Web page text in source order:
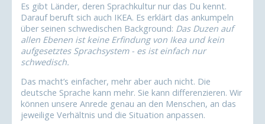
Es gibt Länder, deren Sprachkultur nur das Du kennt.
Darauf beruft sich auch IKEA. Es erklärt das ankumpeln
über seinen schwedischen Background: Das Duzen auf
allen Ebenen ist keine Erfindung von Ikea und kein
aufgesetztes Sprachsystem - es ist einfach nur
schwedisch.
Das macht’s einfacher, mehr aber auch nicht. Die
deutsche Sprache kann mehr. Sie kann differenzieren. Wir
können unsere Anrede genau an den Menschen, an das
jeweilige Verhältnis und die Situation anpassen.